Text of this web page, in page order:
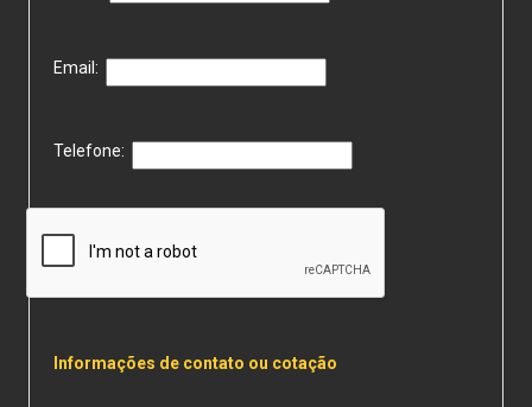
Email:
Telefone:
Informações de contato ou cotação